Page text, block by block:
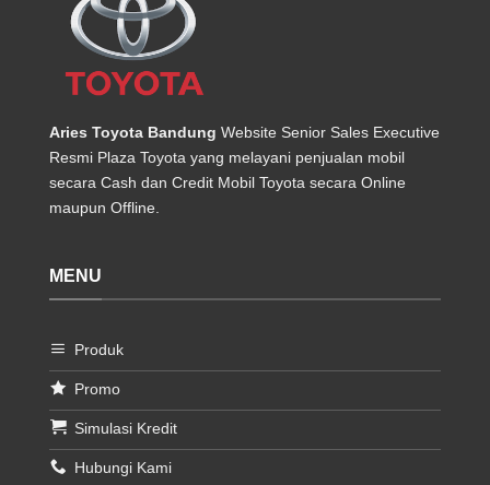
Aries Toyota Bandung Website Senior Sales Executive
Resmi Plaza Toyota yang melayani penjualan mobil
secara Cash dan Credit Mobil Toyota secara Online
maupun Offline.
MENU
Produk
Promo
Simulasi Kredit
Hubungi Kami